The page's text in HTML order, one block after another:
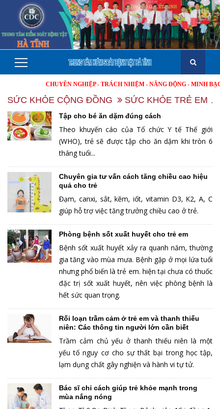
CHUYÊN NGHIỆP - TRÁCH NHIỆM - NĂNG ĐỘNG - MINH BẠCH -
SỨC KHỎE CỘNG ĐỒNG SỨC KHỎE TRẺ EM
Tập cho bé ăn dặm đúng cách
Theo khuyến cáo của Tổ chức Y tế Thế giới
(WHO), trẻ sẽ được tập cho ăn dặm khi tròn 6
tháng tuổi...
Chuyên gia tư vấn cách tăng chiều cao hiệu
quả cho trẻ
Đạm, canxi, sắt, kẽm, iốt, vitamin D3, K2, A, C
giúp hỗ trợ việc tăng trưởng chiều cao ở trẻ.
Phòng bệnh sốt xuất huyết cho trẻ em
Bệnh sốt xuất huyết xảy ra quanh năm, thường
gia tăng vào mùa mưa. Bệnh gặp ở mọi lứa tuổi
nhưng phổ biến là trẻ em. hiện tại chưa có thuốc
đặc trị sốt xuất huyết, nên việc phòng bệnh là
hết sức quan trọng.
Rối loạn trầm cảm ở trẻ em và thanh thiếu
niên: Các thông tin người lớn cần biết
Trầm cảm chủ yếu ở thanh thiếu niên là một
yếu tố nguy cơ cho sự thất bại trong học tập,
lạm dụng chất gây nghiện và hành vi tự tử.
Bác sĩ chỉ cách giúp trẻ khỏe mạnh trong
mùa nắng nóng